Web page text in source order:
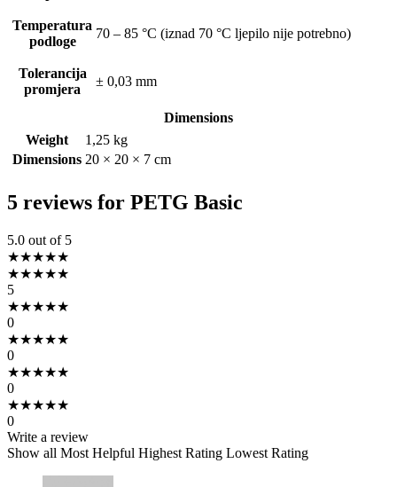
Temperatura
podloge
70 – 85 °C (iznad 70 °C ljepilo nije potrebno)
Tolerancija
promjera
± 0,03 mm
Dimensions
Weight
1,25 kg
Dimensions 20 × 20 × 7 cm
5 reviews for PETG Basic
5.0 out of 5
★★★★★
★★★★★
5
★★★★★
0
★★★★★
0
★★★★★
0
★★★★★
0
Write a review
Show all Most Helpful Highest Rating Lowest Rating